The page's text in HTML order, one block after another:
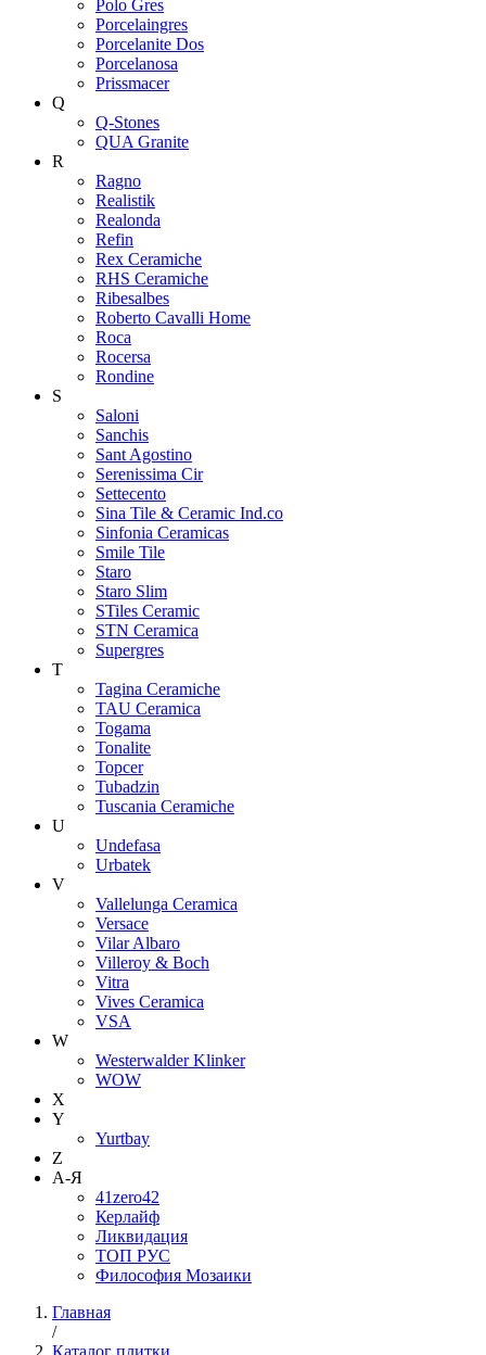
Polo Gres
Porcelaingres
Porcelanite Dos
Porcelanosa
Prissmacer
Q
Q-Stones
QUA Granite
R
Ragno
Realistik
Realonda
Refin
Rex Ceramiche
RHS Ceramiche
Ribesalbes
Roberto Cavalli Home
Roca
Rocersa
Rondine
S
Saloni
Sanchis
Sant Agostino
Serenissima Cir
Settecento
Sina Tile & Ceramic Ind.co
Sinfonia Ceramicas
Smile Tile
Staro
Staro Slim
STiles Ceramic
STN Ceramica
Supergres
T
Tagina Ceramiche
TAU Ceramica
Togama
Tonalite
Topcer
Tubadzin
Tuscania Ceramiche
U
Undefasa
Urbatek
V
Vallelunga Ceramica
Versace
Vilar Albaro
Villeroy & Boch
Vitra
Vives Ceramica
VSA
W
Westerwalder Klinker
WOW
X
Y
Yurtbay
Z
А-Я
41zero42
Керлайф
Ликвидация
ТОП РУС
Философия Мозаики
Главная
/
Каталог плитки